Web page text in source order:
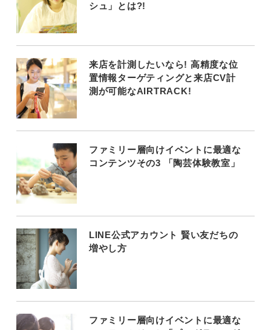
シュ」とは?!
来店を計測したいなら! 高精度な位
置情報ターゲティングと来店CV計
測が可能なAIRTRACK!
ファミリー層向けイベントに最適な
コンテンツその3 「陶芸体験教室」
LINE公式アカウント 賢い友だちの
増やし方
ファミリー層向けイベントに最適な